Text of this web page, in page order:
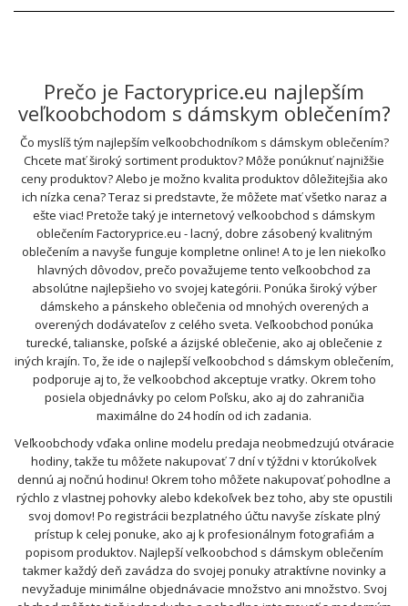
Prečo je Factoryprice.eu najlepším
veľkoobchodom s dámskym oblečením?
Čo myslíš tým najlepším veľkoobchodníkom s dámskym oblečením?
Chcete mať široký sortiment produktov? Môže ponúknuť najnižšie
ceny produktov? Alebo je možno kvalita produktov dôležitejšia ako
ich nízka cena? Teraz si predstavte, že môžete mať všetko naraz a
ešte viac! Pretože taký je internetový veľkoobchod s dámskym
oblečením Factoryprice.eu - lacný, dobre zásobený kvalitným
oblečením a navyše funguje kompletne online! A to je len niekoľko
hlavných dôvodov, prečo považujeme tento veľkoobchod za
absolútne najlepšieho vo svojej kategórii. Ponúka široký výber
dámskeho a pánskeho oblečenia od mnohých overených a
overených dodávateľov z celého sveta. Veľkoobchod ponúka
turecké, talianske, poľské a ázijské oblečenie, ako aj oblečenie z
iných krajín. To, že ide o najlepší veľkoobchod s dámskym oblečením,
podporuje aj to, že veľkoobchod akceptuje vratky. Okrem toho
posiela objednávky po celom Poľsku, ako aj do zahraničia
maximálne do 24 hodín od ich zadania.
Veľkoobchody vďaka online modelu predaja neobmedzujú otváracie
hodiny, takže tu môžete nakupovať 7 dní v týždni v ktorúkoľvek
dennú aj nočnú hodinu! Okrem toho môžete nakupovať pohodlne a
rýchlo z vlastnej pohovky alebo kdekoľvek bez toho, aby ste opustili
svoj domov! Po registrácii bezplatného účtu navyše získate plný
prístup k celej ponuke, ako aj k profesionálnym fotografiám a
popisom produktov. Najlepší veľkoobchod s dámskym oblečením
takmer každý deň zavádza do svojej ponuky atraktívne novinky a
nevyžaduje minimálne objednávacie množstvo ani množstvo. Svoj